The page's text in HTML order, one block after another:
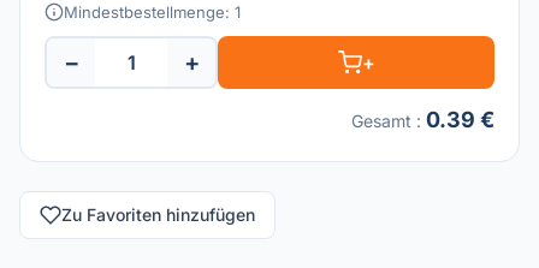
Mindestbestellmenge: 1
− + +
Gesamt : 0.39 €
Zu Favoriten hinzufügen